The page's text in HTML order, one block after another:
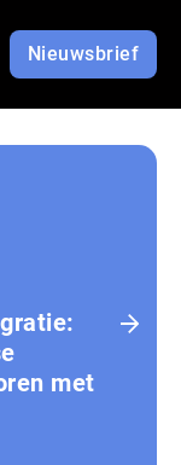
Nieuwsbrief
met